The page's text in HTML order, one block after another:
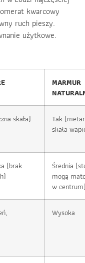
kwarcowy
ruch pieszy.
użytkowe.
MARMUR
skała)
Tak
skała
(brak
Średnia
mogą
w
Wysoka